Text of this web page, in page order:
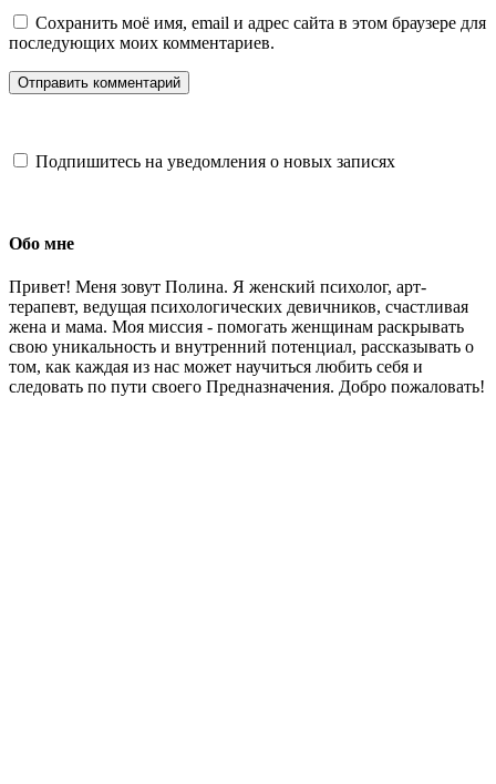
Сохранить моё имя, email и адрес сайта в этом браузере для
последующих моих комментариев.
Подпишитесь на уведомления о новых записях
Обо мне
Привет! Меня зовут Полина. Я женский психолог, арт-
терапевт, ведущая психологических девичников, счастливая
жена и мама. Моя миссия - помогать женщинам раскрывать
свою уникальность и внутренний потенциал, рассказывать о
том, как каждая из нас может научиться любить себя и
следовать по пути своего Предназначения. Добро пожаловать!